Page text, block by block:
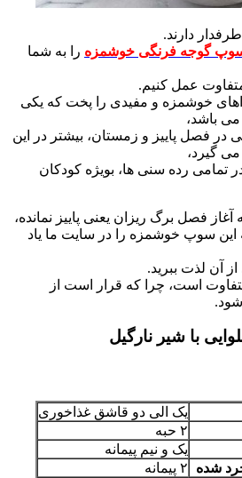
دارند.
گوجه فرنگی خوشمزه را به شما
عمل کنیم.
خوشمزه و مفیدی را پخت که یکی
باشد،
در فصل پاییز و زمستان، بیشتر در این
گیرد،
تمامی رده سنی ها، بویژه کودکان
آغاز فصل برگ ریزان یعنی پاییز نمانده،
این سوپ خوشمزه را در سایت ما یاد
از آن لذت ببرید.
است، چرا که قرار است از
شود.
با شیر نارگیل
یک الی دو قاشق غذاخوری
۲ حبه
یک و نیم پیمانه
شده
۲ پیمانه